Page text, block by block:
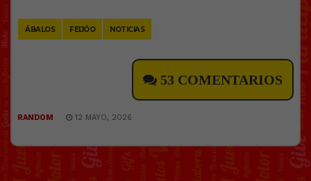
ÁBALOS FEIJÓO NOTICIAS
53 COMENTARIOS
RANDOM 12 MAYO, 2026